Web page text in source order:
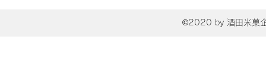
©2020 by 酒田米菓